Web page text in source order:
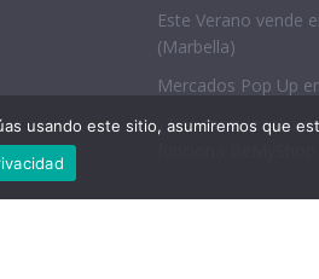
Este Verano vende
(Marbella)
Mercados Pop Up
¿Tienes un local o
usando este sitio, asumiremos que